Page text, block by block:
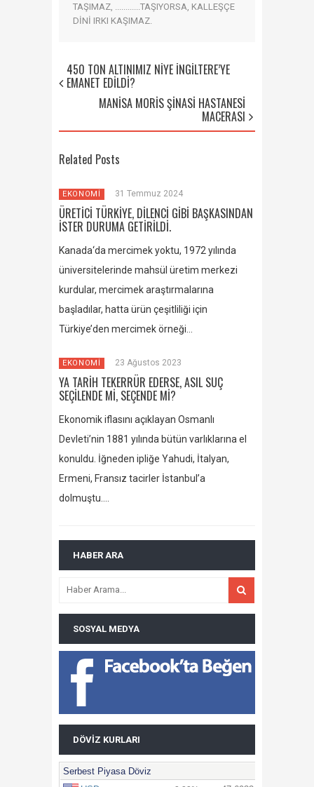
TAŞIMAZ, ............TAŞIYORSA, KALLEŞÇE
DİNİ IRKI KAŞIMAZ.
450 TON ALTINIMIZ NİYE İNGİLTERE’YE
EMANET EDİLDİ?
MANİSA MORİS ŞİNASİ HASTANESİ
MACERASI
Related Posts
EKONOMİ 31 Temmuz 2024
ÜRETİCİ TÜRKİYE, DİLENCİ GİBİ BAŞKASINDAN
İSTER DURUMA GETİRİLDİ.
Kanada‘da mercimek yoktu, 1972 yılında
üniversitelerinde mahsül üretim merkezi
kurdular, mercimek araştırmalarına
başladılar, hatta ürün çeşitliliği için
Türkiye’den mercimek örneği…
EKONOMİ 23 Ağustos 2023
YA TARİH TEKERRÜR EDERSE, ASIL SUÇ
SEÇİLENDE Mİ, SEÇENDE Mİ?
Ekonomik iflasını açıklayan Osmanlı
Devleti’nin 1881 yılında bütün varlıklarına el
konuldu. İğneden ipliğe Yahudi, İtalyan,
Ermeni, Fransız tacirler İstanbul’a
dolmuştu….
HABER ARA
SOSYAL MEDYA
DÖVIZ KURLARI